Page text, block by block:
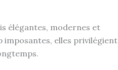
élégantes, modernes et
elles privilégient